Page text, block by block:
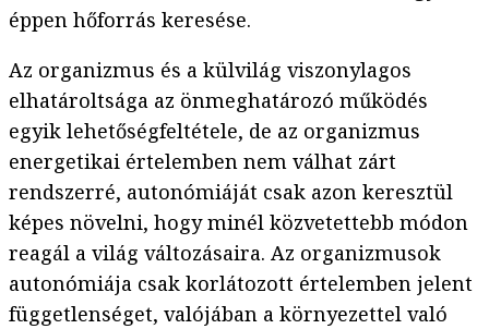
éppen hőforrás keresése.
Az organizmus és a külvilág viszonylagos
elhatároltsága az önmeghatározó működés
egyik lehetőségfeltétele, de az organizmus
energetikai értelemben nem válhat zárt
rendszerré, autonómiáját csak azon keresztül
képes növelni, hogy minél közvetettebb módon
reagál a világ változásaira. Az organizmusok
autonómiája csak korlátozott értelemben jelent
függetlenséget, valójában a környezettel való